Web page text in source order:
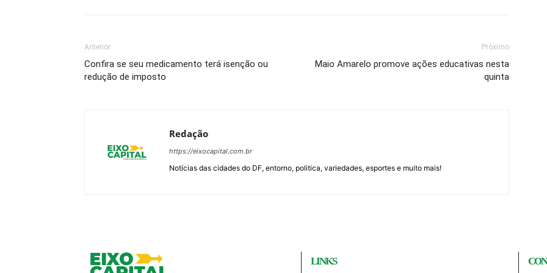
Anterior
Confira se seu medicamento terá isenção ou
redução de imposto
Próximo
Maio Amarelo promove ações educativas nesta
quinta
Redação
https://eixocapital.com.br
Notícias das cidades do DF, entorno, politica, variedades, esportes e muito mais!
LINKS